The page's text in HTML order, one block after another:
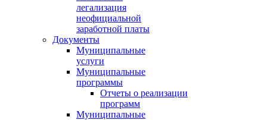
легализация
неофициальной
заработной платы
Документы
Муниципальные
услуги
Муниципальные
программы
Отчеты о реализации
программ
Муниципальные